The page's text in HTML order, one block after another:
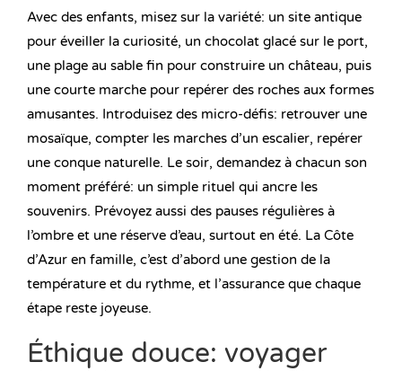
Avec des enfants, misez sur la variété: un site antique
pour éveiller la curiosité, un chocolat glacé sur le port,
une plage au sable fin pour construire un château, puis
une courte marche pour repérer des roches aux formes
amusantes. Introduisez des micro-défis: retrouver une
mosaïque, compter les marches d’un escalier, repérer
une conque naturelle. Le soir, demandez à chacun son
moment préféré: un simple rituel qui ancre les
souvenirs. Prévoyez aussi des pauses régulières à
l’ombre et une réserve d’eau, surtout en été. La Côte
d’Azur en famille, c’est d’abord une gestion de la
température et du rythme, et l’assurance que chaque
étape reste joyeuse.
Éthique douce: voyager